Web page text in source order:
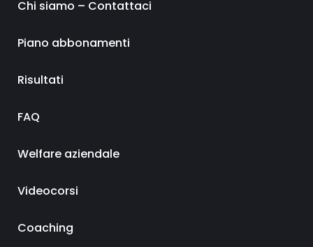
Chi siamo – Contattaci
Piano abbonamenti
Risultati
FAQ
Welfare aziendale
Videocorsi
Coaching